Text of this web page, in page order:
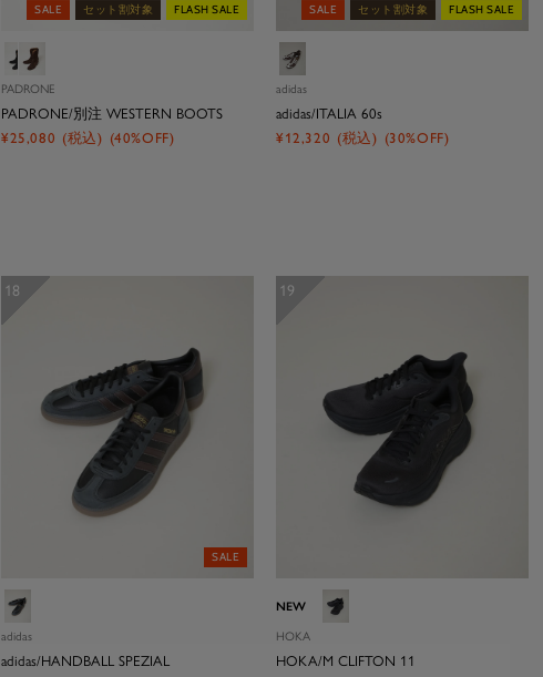
SALE セット割対象 FLASH SALE
ブ
ラ
ッ
ク
ブ
ラ
ウ
ン
PADRONE
PADRONE/別注 WESTERN BOOTS
セ
¥25,080 (税込) (40%OFF)
SALE セット割対象 FLASH SALE
ブ
ラ
ウ
ン
adidas
adidas/ITALIA 60s
セ
¥12,320 (税込) (30%OFF)
18
SALE
ブ
ッ
ク
adidas
adidas/HANDBALL SPEZIAL
19
NEW ブラック
HOKA
HOKA/M CLIFTON 11